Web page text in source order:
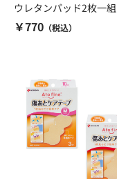
ウレタンパッド2枚一組
￥770 （税込）